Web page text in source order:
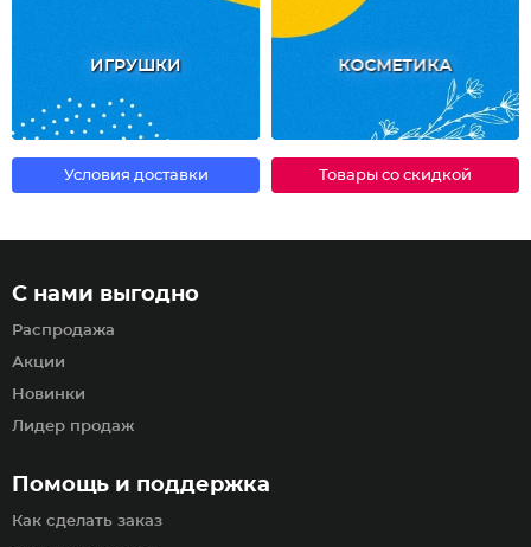
ИГРУШКИ КОСМЕТИКА
Условия доставки Товары со скидкой
Помощь и поддержка
Как сделать заказ
С нами выгодно
Распродажа
Акции
Новинки
Лидер продаж